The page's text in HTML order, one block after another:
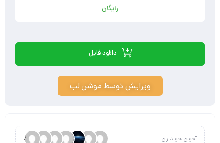
رایگان
دانلود فایل
ویرایش توسط موشن لب
آخرین خریداران +7